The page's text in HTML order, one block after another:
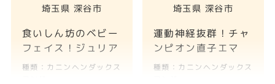
埼玉県 深谷市
食いしん坊のベビー
フェイス！ジュリア
種類：カニンヘンダックス
埼玉県 深谷市
運動神経抜群！チャ
ンピオン直子エマ
種類：カニンヘンダックス